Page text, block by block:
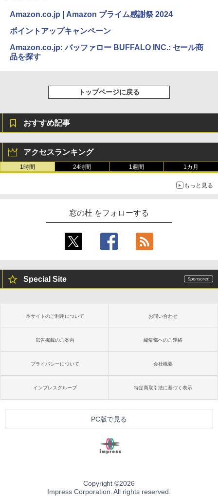
Amazon.co.jp | Amazon プライム感謝祭 2024
ポイントアップキャンペーン
Amazon.co.jp: バッファロー BUFFALO INC.: セール商
品を探す
トップページに戻る
おすすめ記事
アクセスランキング
1時間 24時間 1週間 1カ月
もっと見る
窓の杜 をフォローする
Special Site
本サイトのご利用について お問い合わせ
広告掲載のご案内 編集部へのご連絡
プライバシーについて 会社概要
インプレスグループ 特定商取引法に基づく表示
PC版で見る
Copyright ©2026
Impress Corporation. All rights reserved.